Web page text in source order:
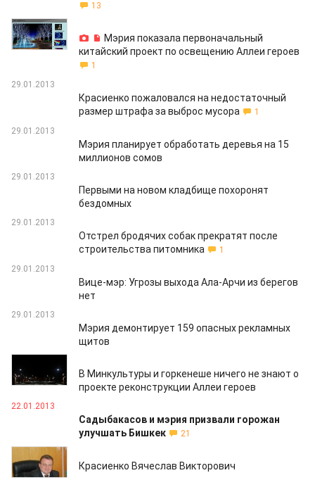
13
29.01.2013
Мэрия показала первоначальный
китайский проект по освещению Аллеи героев
1
29.01.2013
Красиенко пожаловался на недостаточный
размер штрафа за выброс мусора
1
29.01.2013
Мэрия планирует обработать деревья на 15
миллионов сомов
29.01.2013
Первыми на новом кладбище похоронят
бездомных
29.01.2013
Отстрел бродячих собак прекратят после
строительства питомника
1
29.01.2013
Вице-мэр: Угрозы выхода Ала-Арчи из берегов
нет
29.01.2013
Мэрия демонтирует 159 опасных рекламных
щитов
В Минкультуры и горкенеше ничего не знают о
проекте реконструкции Аллеи героев
22.01.2013
Садыбакасов и мэрия призвали горожан
улучшать Бишкек
21
22.01.2013
Красиенко Вячеслав Викторович